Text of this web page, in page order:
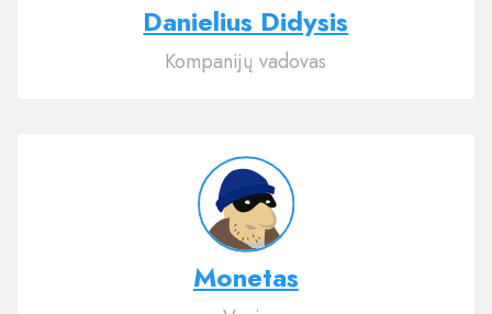
Danielius Didysis
Kompanijų vadovas
Monetas